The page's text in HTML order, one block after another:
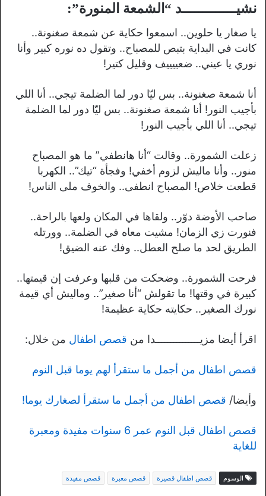
نشيـــــــــــــد “الشمعة المنورة”:
يا صغار يا حلوين.. اسمعوا حكاية عن شمعة صغنونة..
كانت في البداية بتبص للمصباح.. وتقول ده نوره كبير وأنا
نوري يا عيني.. ضعييييف وقليل كتير!
أنا شمعة صغنونة.. بس ليّا دور لما الضلمة تيجي.. أنا اللي
بأجيب النور! أنا شمعة صغنونة.. بس ليّا دور لما الضلمة
تيجي.. أنا اللي بأجيب النور!
زعلت الشمورة.. وقالت “أنا هانطفي” ما هو المصباح
منور.. وأنا ماليش لزوم أخفي! وفجأة “تيك”.. الكهربا
قطعت خلاص! المصباح انطفى.. والخوف ملى الناس!
صاحب الأوضة دوّر.. ولقاها في المكان ولعها بالراحة..
فنورت زي الزمان! مشيت معاه في الضلمة.. وورتله
الطريق لحد ما صلح العطل.. وفك عنه الضيق!
فرحت الشمورة.. وضحكت من قلبها وعرفت إن قيمتها..
كبيرة في وقتها! ما تقولش “أنا صغير”.. وماليش أي قيمة
نورك الصغير.. حكايته حكاية عظيمة!
اقرأ أيضا مزيـــــــــــــــدا من قصص اطفال من خلال:
قصص اطفال من أجمل ما ستقرأ لهم يوما قبل النوم
وأيضا/ قصص اطفال من أجمل ما ستقرأ لصغارك يوما!
قصص اطفال قبل النوم عمر 6 سنوات مفيدة ومعبرة
للغاية
الوسوم قصص اطفال قصيرة قصص معبرة قصص مفيدة